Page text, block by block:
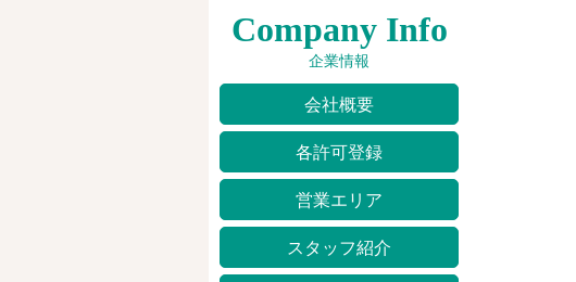
Company Info
企業情報
会社概要
各許可登録
営業エリア
スタッフ紹介